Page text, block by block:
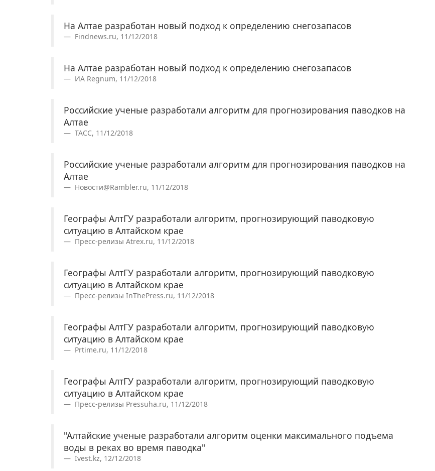
На Алтае разработан новый подход к определению снегозапасов
Findnews.ru, 11/12/2018
На Алтае разработан новый подход к определению снегозапасов
ИА Regnum, 11/12/2018
Российские ученые разработали алгоритм для прогнозирования паводков на
Алтае
ТАСС, 11/12/2018
Российские ученые разработали алгоритм для прогнозирования паводков на
Алтае
Новости@Rambler.ru, 11/12/2018
Географы АлтГУ разработали алгоритм, прогнозирующий паводковую
ситуацию в Алтайском крае
Пресс-релизы Atrex.ru, 11/12/2018
Географы АлтГУ разработали алгоритм, прогнозирующий паводковую
ситуацию в Алтайском крае
Пресс-релизы InThePress.ru, 11/12/2018
Географы АлтГУ разработали алгоритм, прогнозирующий паводковую
ситуацию в Алтайском крае
Prtime.ru, 11/12/2018
Географы АлтГУ разработали алгоритм, прогнозирующий паводковую
ситуацию в Алтайском крае
Пресс-релизы Pressuha.ru, 11/12/2018
"Алтайские ученые разработали алгоритм оценки максимального подъема
воды в реках во время паводка"
Ivest.kz, 12/12/2018